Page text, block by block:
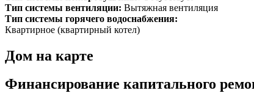
Тип системы вентиляции: Вытяжная вентиляция
Тип системы горячего водоснабжения:
Квартирное (квартирный котел)
Дом на карте
Финансирование капитального